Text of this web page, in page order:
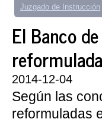
Juzgado de Instrucción
El Banco
2014-12-04
Según las
reformuladas